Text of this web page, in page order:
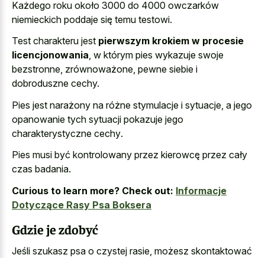
Każdego roku około 3000 do 4000 owczarków
niemieckich poddaje się temu testowi.
Test charakteru jest pierwszym krokiem w procesie
licencjonowania, w którym pies wykazuje swoje
bezstronne, zrównoważone, pewne siebie i
dobroduszne cechy.
Pies jest narażony na różne stymulacje i sytuacje, a jego
opanowanie tych sytuacji pokazuje jego
charakterystyczne cechy.
Pies musi być kontrolowany przez kierowcę przez cały
czas badania.
Curious to learn more? Check out: Informacje
Dotyczące Rasy Psa Boksera
Gdzie je zdobyć
Jeśli szukasz psa o czystej rasie, możesz skontaktować